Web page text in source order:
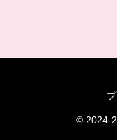
© 2024-